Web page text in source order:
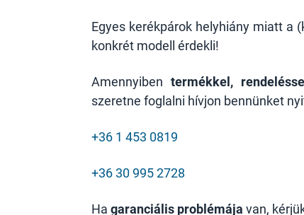
Egyes kerékpárok helyhiány miatt a
konkrét modell érdekli!
Amennyibentermékkel,
szeretne foglalni hívjon bennünket
+36 1 453 0819
+36 30 995 2728
Ha garanciális problémája van,